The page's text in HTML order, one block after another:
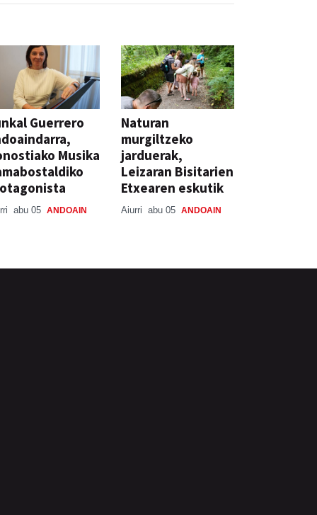
Guerrero
Musika
abu 05 ANDOAIN
Naturan
murgiltzeko
jarduerak,
Leizaran Bisitarien
Etxearen eskutik
Aiurri abu 05 ANDOAIN